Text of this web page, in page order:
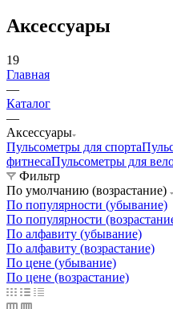
Аксессуары
19
Главная
—
Каталог
—
Аксессуары
Пульсометры для спорта
фитнесаПульсометры для
Фильтр
По умолчанию (возрастание)
По популярности (убывание)
По популярности
По алфавиту (убывание)
По алфавиту (возрастание)
По цене (убывание)
По цене (возрастание)